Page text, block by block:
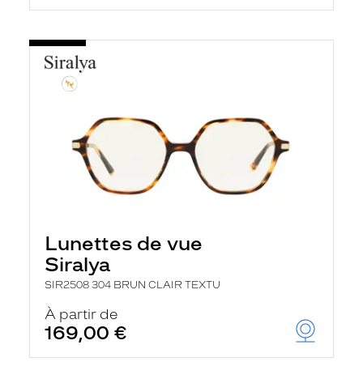
Lunettes de vue
Siralya
SIR2508 304 BRUN CLAIR TEXTU
À partir de
169,00 €